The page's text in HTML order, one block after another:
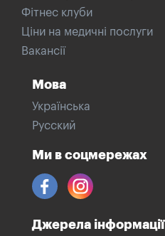
Фітнес клуби
Ціни на медичні послуги
Вакансії
Мова
Українська
Русский
Ми в соцмережах
Джерела інформації